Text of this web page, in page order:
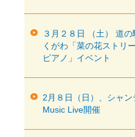
３月２８日 （土） 道の
くがわ「菜の花ストリ
ピアノ」イベント
2月８日（日）、シャン
Music Live開催